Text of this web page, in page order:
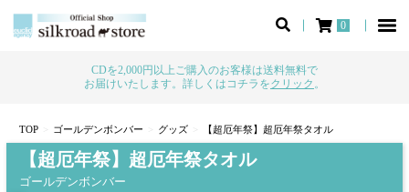
0
CDを2,000円以上ご購入のお客様は送料無料で
お届けいたします。詳しくはコチラをクリック 。
TOP ゴールデンボンバー グッズ 【超厄年祭】超厄年祭タオル
【超厄年祭】超厄年祭タオル
ゴールデンボンバー